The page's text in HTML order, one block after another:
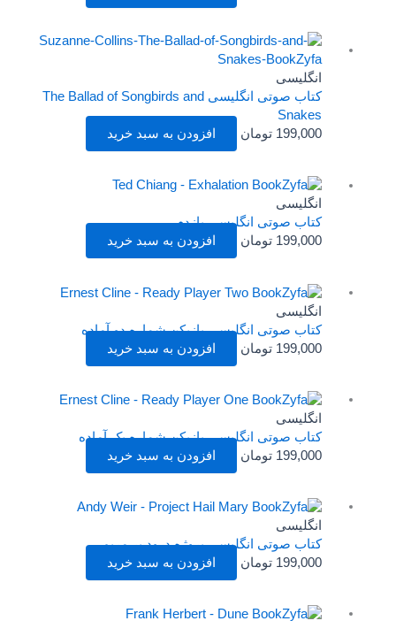
انگلیسی
کتاب صوتی انگلیسی The Ballad of Songbirds and
Snakes
199,000 تومان افزودن به سبد خرید
انگلیسی
کتاب صوتی انگلیسی بازدم
199,000 تومان افزودن به سبد خرید
انگلیسی
کتاب صوتی انگلیسی بازیکن شماره دو آماده
199,000 تومان افزودن به سبد خرید
انگلیسی
کتاب صوتی انگلیسی بازیکن شماره یک آماده
199,000 تومان افزودن به سبد خرید
انگلیسی
کتاب صوتی انگلیسی پروژه درود بر مریم
199,000 تومان افزودن به سبد خرید